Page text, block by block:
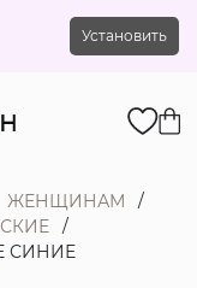
Установить
ЖЕНЩИНАМ
СИНИЕ